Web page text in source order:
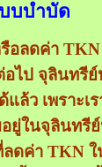
บบำบัด
อลดค่า
อไป จุลินทรี
แล้ว เพราะเ
ยู่ในจุลินทรี
ลดค่า TKN